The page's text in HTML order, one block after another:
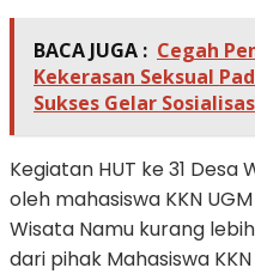
BACA JUGA : Cegah
Kekerasan Seksual
Sukses Gelar
Kegiatan HUT ke 31 Desa
oleh mahasiswa KKN
Wisata Namu kurang
dari pihak Mahasiswa